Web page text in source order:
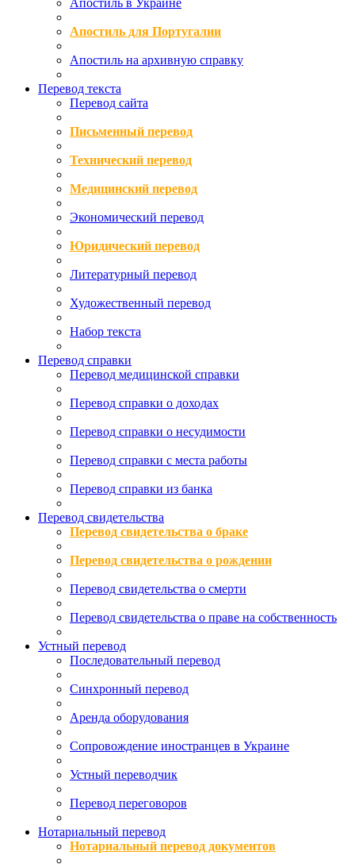
Апостиль в Украине
Апостиль для Португалии
Апостиль на архивную справку
Перевод текста
Перевод сайта
Письменный перевод
Технический перевод
Медицинский перевод
Экономический перевод
Юридический перевод
Литературный перевод
Художественный перевод
Набор текста
Перевод справки
Перевод медицинской справки
Перевод справки о доходах
Перевод справки о несудимости
Перевод справки с места работы
Перевод справки из банка
Перевод свидетельства
Перевод свидетельства о браке
Перевод свидетельства о рождении
Перевод свидетельства о смерти
Перевод свидетельства о праве на собственность
Устный перевод
Последовательный перевод
Синхронный перевод
Аренда оборудования
Сопровождение иностранцев в Украине
Устный переводчик
Перевод переговоров
Нотариальный перевод
Нотариальный перевод документов